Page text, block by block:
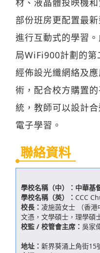
部份班房更配置最
進行互動式的學習
局WiFi900計劃的第
經佈設光纖網絡及
術，配合校方購置
統，教師可以設計
電子學習。
聯絡資料
學校名稱（中）： 中華基
學校名稱（英）： CCC
校長： 凌施茵女士 （香
文憑，文學碩士，理學碩士
校監 / 校管會主席： 吳家
地址： 新界葵涌上角街15